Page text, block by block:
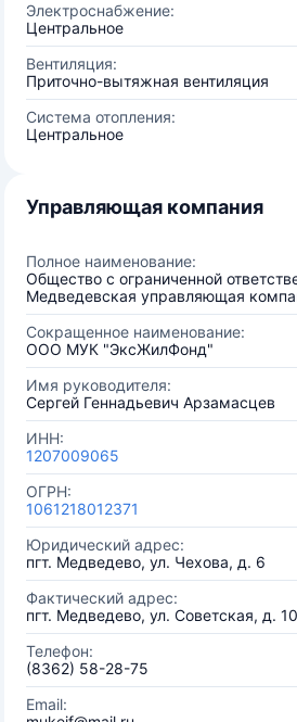
Электроснабжение:
Центральное
Вентиляция:
Приточно-вытяжная вентиляция
Система отопления:
Центральное
Управляющая компания
Полное наименование:
Общество с ограниченной
Медведевская управляющая
Сокращенное наименование:
ООО МУК "ЭксЖилФонд"
Имя руководителя:
Сергей Геннадьевич Арзамасцев
ИНН:
1207009065
ОГРН:
1061218012371
Юридический адрес:
пгт. Медведево, ул. Чехова, д. 6
Фактический адрес:
пгт. Медведево, ул. Советская, д. 10
Телефон:
(8362) 58-28-75
Email: